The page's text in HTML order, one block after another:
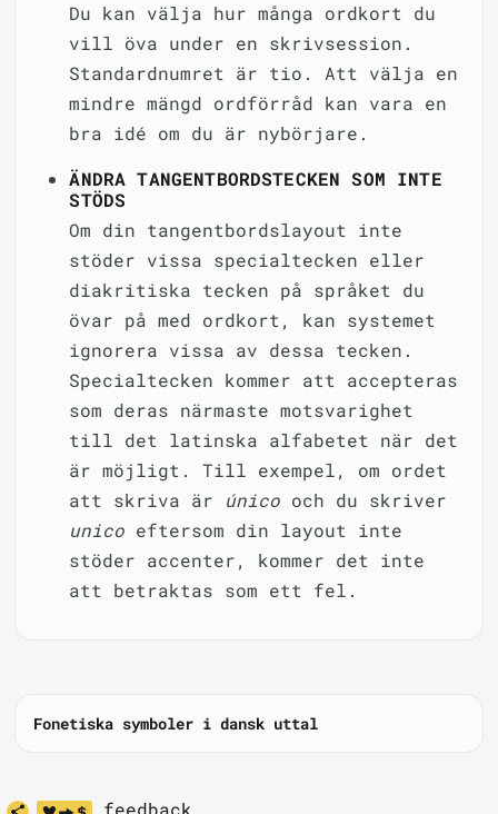
Du kan välja hur många ordkort du
vill öva under en skrivsession.
Standardnumret är tio. Att välja en
mindre mängd ordförråd kan vara en
bra idé om du är nybörjare.
ÄNDRA TANGENTBORDSTECKEN SOM INTE
STÖDS
Om din tangentbordslayout inte
stöder vissa specialtecken eller
diakritiska tecken på språket du
övar på med ordkort, kan systemet
ignorera vissa av dessa tecken.
Specialtecken kommer att accepteras
som deras närmaste motsvarighet
till det latinska alfabetet när det
är möjligt. Till exempel, om ordet
att skriva är único och du skriver
unico eftersom din layout inte
stöder accenter, kommer det inte
att betraktas som ett fel.
Fonetiska symboler i dansk uttal